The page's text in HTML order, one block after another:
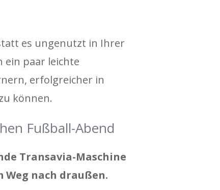
es ungenutzt in Ihrer
ein paar leichte
erfolgreicher in
können.
Fußball-Abend
Transavia-Maschine
nach draußen.